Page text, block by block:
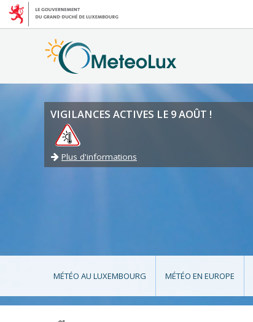
VIGILANCES ACTIVES LE 9 AOÛT !
Plus d'informations
MÉTÉO AU LUXEMBOURG MÉTÉO EN EUROPE